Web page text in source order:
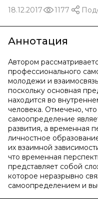
18.12.2017 1177
Аннотация
Автором
профессионального
молодежи и
поскольку основная
находится во
человека. Отмечено,
самоопределение
развития, а временная
личностное
их взаимной
что временная
представляет собой
которое неразрывно
самоопределением и